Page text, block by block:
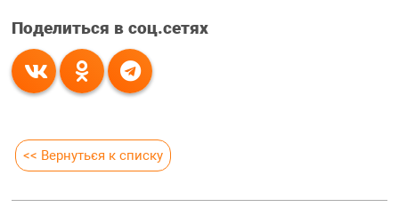
Поделиться в соц.сетях
<< Вернуться к списку